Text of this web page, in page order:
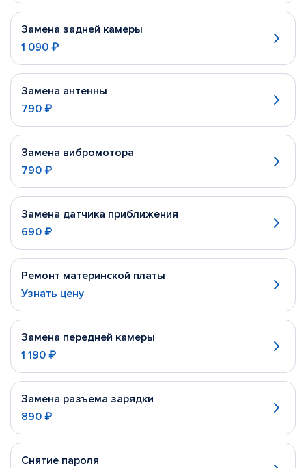
Замена задней камеры
1 090 ₽
Замена антенны
790 ₽
Замена вибромотора
790 ₽
Замена датчика приближения
690 ₽
Ремонт материнской платы
Узнать цену
Замена передней камеры
1 190 ₽
Замена разъема зарядки
890 ₽
Снятие пароля